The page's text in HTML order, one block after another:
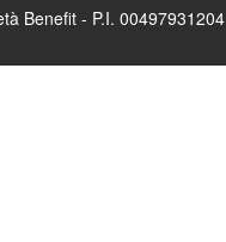
Benefit - P.I. 00497931204